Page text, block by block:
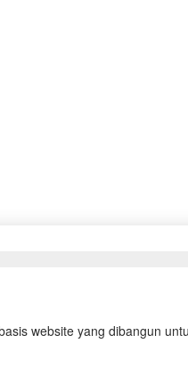
website yang dibangun